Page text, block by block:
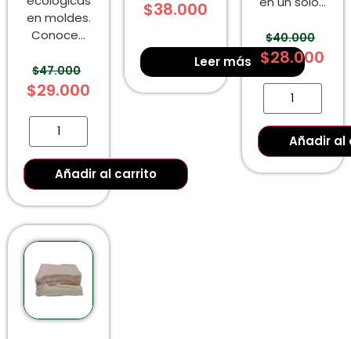
en moldes.
Conoce...
$47.000
$29.000
Añadir al carrito
$38.000
Leer más
$40.000
$28.000
Añadir al